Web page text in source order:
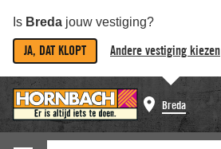
Is Breda jouw vestiging?
JA, DAT KLOPT Andere vestiging kiezen
Breda